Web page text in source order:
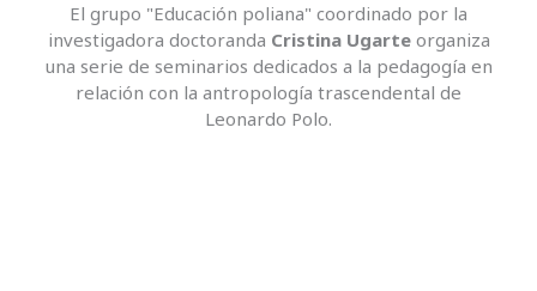
El grupo "Educación poliana" coordinado por la
investigadora doctoranda Cristina Ugarteorganiza
una serie de seminarios dedicados a la pedagogía en
relación con la antropología trascendental de
Leonardo Polo.